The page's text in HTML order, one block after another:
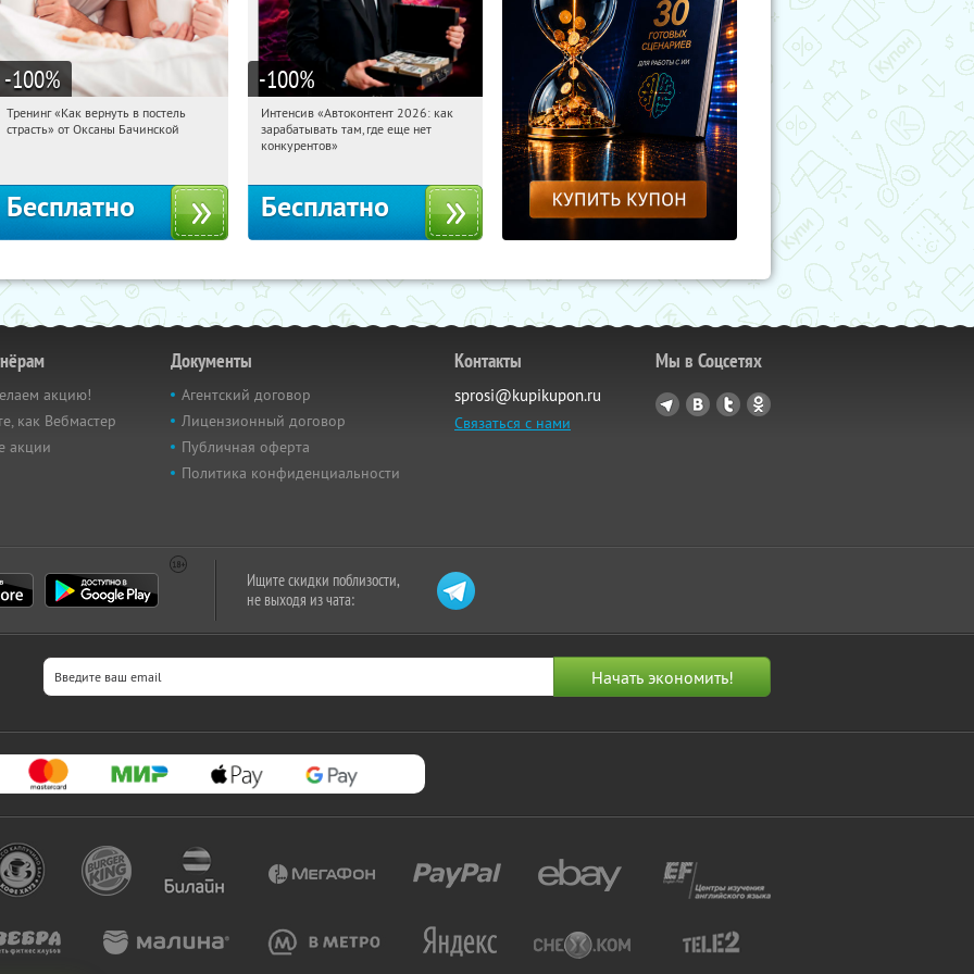
-100%
10:25:52 Получили:
Тренинг «Как вернуть в постель
страсть» от Оксаны Бачинской
Бесплатно
-100%
10:25:52 Получили:
Россия
Интенсив «Автоконтент 2026: как
зарабатывать там, где еще нет
конкурентов»
Бесплатно
акцию!
как Вебмастер
акции
Документы
Агентский договор
Лицензионный договор
Публичная оферта
Политика конфиденциальности
Контакты
sprosi@kupikupon.ru
Связаться с нами
Мы в Соцсетях
Ищите скидки поблизости,
не выходя из чата: